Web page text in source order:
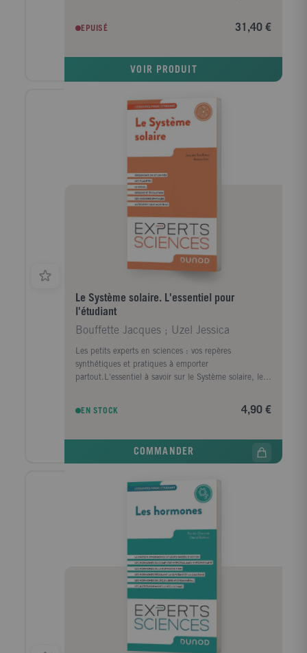
artificielle doit être contrôlée au plus profond de ses
fondements pour qu'elle ne puisse jamais s'attaquer à
de l'humanité ? Dans cet ouvrage unique, best-seller
nous révèle les difficultés que la recherche d'une
intelligence supérieure va nous poser et comment les
résoudre. Il s'agit sans doute du plus grand défi
auquel l'humanité aura à faire face. Il faut s'y
EPUISÉ 31,40 €
VOIR PRODUIT
Le Système solaire. L'essentiel pour
l'étudiant
Bouffette Jacques ; Uzel Jessica
Les petits experts en sciences : vos repères
synthétiques et pratiques à emporter
partout.L'essentiel à savoir sur le Système solaire, les
EN STOCK
4,90 €
COMMANDER